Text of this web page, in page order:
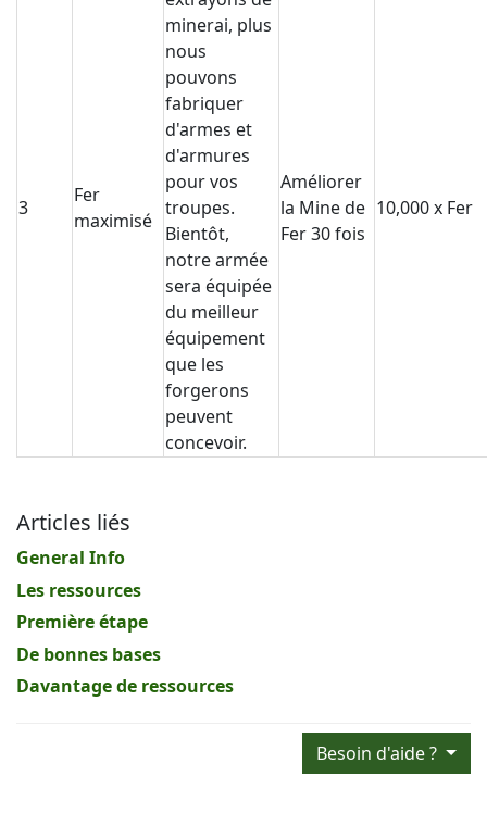
3
Fer
maximisé
minerai, plus
nous
pouvons
fabriquer
d'armes et
d'armures
pour vos
troupes.
Bientôt,
notre armée
sera équipée
du meilleur
équipement
que les
forgerons
peuvent
concevoir.
Améliorer
la Mine de
Fer 30 fois
10,000 x Fer
Articles liés
General Info
Les ressources
Première étape
De bonnes bases
Davantage de ressources
Besoin d'aide ?